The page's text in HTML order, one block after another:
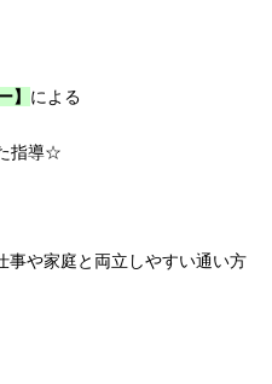
】 による
指導☆
事や家庭と両立しやすい通い方